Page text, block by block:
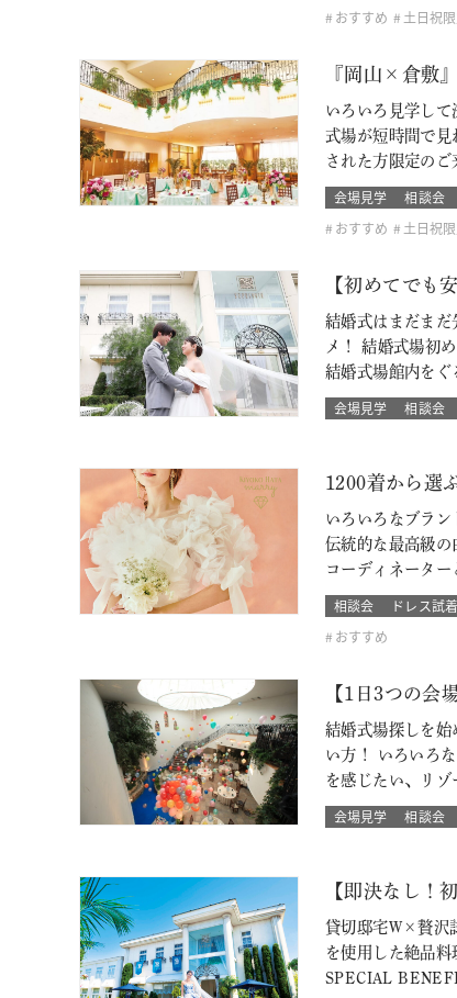
おすすめ
土日祝
『岡山×倉敷
いろいろ見学し
式場が短時間で
された方限定の
会場見学 相談会
おすすめ
土日祝
【初めてでも
結婚式はまだま
メ！ 結婚式場初
結婚式場館内を
会場見学 相談会
1200着から選
いろいろなブラ
伝統的な最高級
コーディネータ
相談会 ドレス試着
おすすめ
【1日3つの会
結婚式場探しを
い方！ いろいろ
を感じたい、リ
会場見学 相談会
【即決なし
貸切邸宅W×贅沢
を使用した絶品
SPECIAL